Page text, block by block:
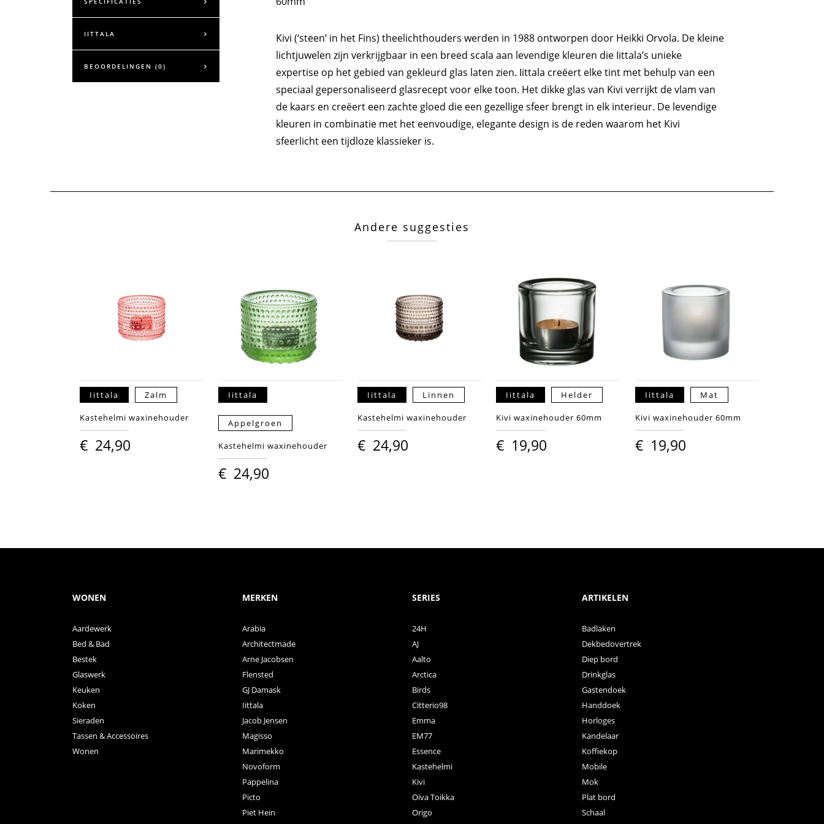
IITTALA
BEOORDELINGEN (0)
Kivi (‘steen’ in het Fins) theelichthouders werden in 1988 ontworpen door Heikki Orvola. De kleine
lichtjuwelen zijn verkrijgbaar in een breed scala aan levendige kleuren die Iittala’s unieke
expertise op het gebied van gekleurd glas laten zien. Iittala creëert elke tint met behulp van een
speciaal gepersonaliseerd glasrecept voor elke toon. Het dikke glas van Kivi verrijkt de vlam van
de kaars en creëert een zachte gloed die een gezellige sfeer brengt in elk interieur. De levendige
kleuren in combinatie met het eenvoudige, elegante design is de reden waarom het Kivi
sfeerlicht een tijdloze klassieker is.
Andere suggesties
Iittala Zalm
Kastehelmi waxinehouder
€ 24,90
Iittala
Appelgroen
Kastehelmi waxinehouder
€ 24,90
Iittala Linnen
Kastehelmi waxinehouder
€ 24,90
Iittala Helder
Kivi waxinehouder 60mm
€ 19,90
Iittala Mat
Kivi waxinehouder 60mm
€ 19,90
WONEN
Aardewerk
Bed & Bad
Bestek
Glaswerk
Keuken
Koken
Sieraden
Tassen & Accessoires
Wonen
MERKEN
Arabia
Architectmade
Arne Jacobsen
Flensted
GJ Damask
Iittala
Jacob Jensen
Magisso
Marimekko
Novoform
Pappelina
Picto
Piet Hein
SERIES
24H
AJ
Aalto
Arctica
Birds
Citterio98
Emma
EM77
Essence
Kastehelmi
Kivi
Oiva Toikka
Origo
ARTIKELEN
Badlaken
Dekbedovertrek
Diep bord
Drinkglas
Gastendoek
Handdoek
Horloges
Kandelaar
Koffiekop
Mobile
Mok
Plat bord
Schaal